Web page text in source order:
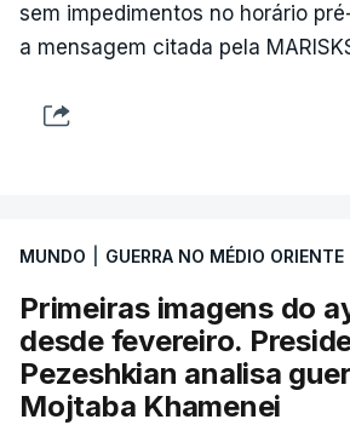
sem impedimentos no horário
a mensagem citada pela
MUNDO GUERRA NO MÉDIO ORIENTE
Primeiras imagens do
desde fevereiro.
Pezeshkian analisa
Mojtaba Khamenei